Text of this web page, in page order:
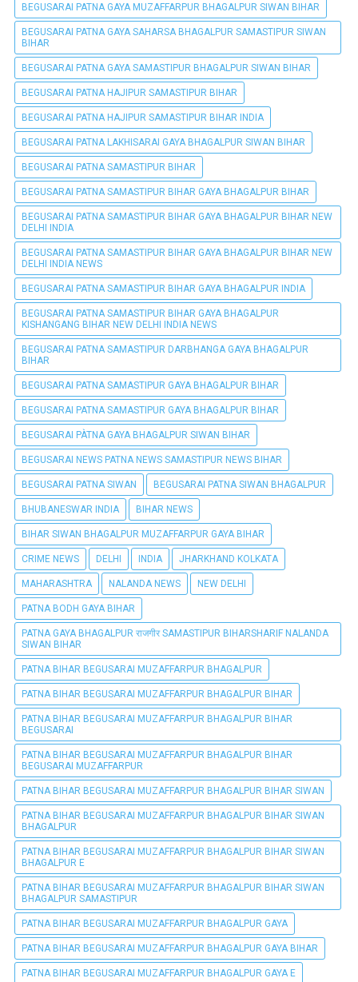
BEGUSARAI PATNA GAYA MUZAFFARPUR BHAGALPUR SIWAN BIHAR
BEGUSARAI PATNA GAYA SAHARSA BHAGALPUR SAMASTIPUR SIWAN
BIHAR
BEGUSARAI PATNA GAYA SAMASTIPUR BHAGALPUR SIWAN BIHAR
BEGUSARAI PATNA HAJIPUR SAMASTIPUR BIHAR
BEGUSARAI PATNA HAJIPUR SAMASTIPUR BIHAR INDIA
BEGUSARAI PATNA LAKHISARAI GAYA BHAGALPUR SIWAN BIHAR
BEGUSARAI PATNA SAMASTIPUR BIHAR
BEGUSARAI PATNA SAMASTIPUR BIHAR GAYA BHAGALPUR BIHAR
BEGUSARAI PATNA SAMASTIPUR BIHAR GAYA BHAGALPUR BIHAR NEW
DELHI INDIA
BEGUSARAI PATNA SAMASTIPUR BIHAR GAYA BHAGALPUR BIHAR NEW
DELHI INDIA NEWS
BEGUSARAI PATNA SAMASTIPUR BIHAR GAYA BHAGALPUR INDIA
BEGUSARAI PATNA SAMASTIPUR BIHAR GAYA BHAGALPUR
KISHANGANG BIHAR NEW DELHI INDIA NEWS
BEGUSARAI PATNA SAMASTIPUR DARBHANGA GAYA BHAGALPUR
BIHAR
BEGUSARAI PATNA SAMASTIPUR GAYA BHAGALPUR BIHAR
BEGUSARAI PATNA SAMASTIPUR GAYA BHAGALPUR BIHAR
BEGUSARAI PÀTNA GAYA BHAGALPUR SIWAN BIHAR
BEGUSARAI NEWS PATNA NEWS SAMASTIPUR NEWS BIHAR
BEGUSARAI PATNA SIWAN BEGUSARAI PATNA SIWAN BHAGALPUR
BHUBANESWAR INDIA BIHAR NEWS
BIHAR SIWAN BHAGALPUR MUZAFFARPUR GAYA BIHAR
CRIME NEWS DELHI INDIA JHARKHAND KOLKATA
MAHARASHTRA NALANDA NEWS NEW DELHI
PATNA BODH GAYA BIHAR
PATNA GAYA BHAGALPUR राजगीर SAMASTIPUR BIHARSHARIF NALANDA
SIWAN BIHAR
PATNA BIHAR BEGUSARAI MUZAFFARPUR BHAGALPUR
PATNA BIHAR BEGUSARAI MUZAFFARPUR BHAGALPUR BIHAR
PATNA BIHAR BEGUSARAI MUZAFFARPUR BHAGALPUR BIHAR
BEGUSARAI
PATNA BIHAR BEGUSARAI MUZAFFARPUR BHAGALPUR BIHAR
BEGUSARAI MUZAFFARPUR
PATNA BIHAR BEGUSARAI MUZAFFARPUR BHAGALPUR BIHAR SIWAN
PATNA BIHAR BEGUSARAI MUZAFFARPUR BHAGALPUR BIHAR SIWAN
BHAGALPUR
PATNA BIHAR BEGUSARAI MUZAFFARPUR BHAGALPUR BIHAR SIWAN
BHAGALPUR E
PATNA BIHAR BEGUSARAI MUZAFFARPUR BHAGALPUR BIHAR SIWAN
BHAGALPUR SAMASTIPUR
PATNA BIHAR BEGUSARAI MUZAFFARPUR BHAGALPUR GAYA
PATNA BIHAR BEGUSARAI MUZAFFARPUR BHAGALPUR GAYA BIHAR
PATNA BIHAR BEGUSARAI MUZAFFARPUR BHAGALPUR GAYA E